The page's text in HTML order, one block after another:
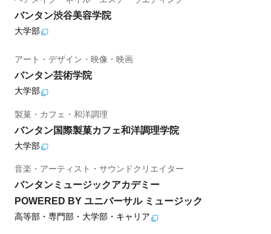
バンタン渋谷美容学院
大学部
アート・デザイン・映像・映画
バンタン芸術学院
大学部
製菓・カフェ・和洋調理
バンタン国際製菓カフェ和洋調理学院
大学部
音楽・アーティスト・サウンドクリエイター
バンタンミュージックアカデミー
POWERED BY ユニバーサル ミュージック
高等部・専門部・大学部・キャリア